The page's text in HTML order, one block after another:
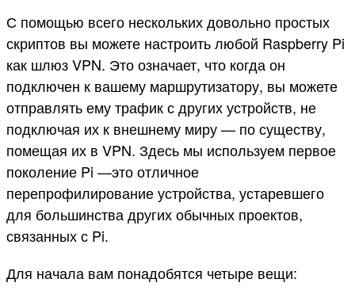
С помощью всего нескольких довольно простых
скриптов вы можете настроить любой Raspberry Pi
как шлюз VPN. Это означает, что когда он
подключен к вашему маршрутизатору, вы можете
отправлять ему трафик с других устройств, не
подключая их к внешнему миру — по существу,
помещая их в VPN. Здесь мы используем первое
поколение Pi —это отличное
перепрофилирование устройства, устаревшего
для большинства других обычных проектов,
связанных с Pi.
Для начала вам понадобятся четыре вещи: